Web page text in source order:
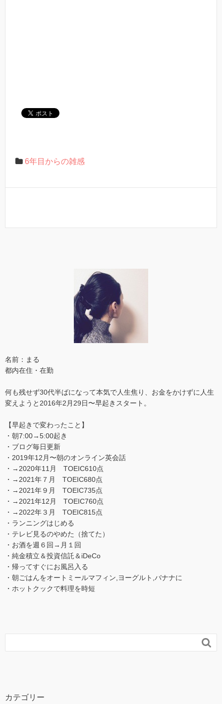
6年目からの雑感
名前：まる
都内在住・在勤
何も残せず30代半ばになって本気で人生焦り、お金をかけずに人生
変えようと2016年2月29日〜早起きスタート。
【早起きで変わったこと】
・朝7:00→5:00起き
・ブログ毎日更新
・2019年12月〜朝のオンライン英会話
・→2020年11月 TOEIC610点
・→2021年７月 TOEIC680点
・→2021年９月 TOEIC735点
・→2021年12月 TOEIC760点
・→2022年３月 TOEIC815点
・ランニングはじめる
・テレビ見るのやめた（捨てた）
・お酒を週６回→月１回
・純金積立＆投資信託＆iDeCo
・帰ってすぐにお風呂入る
・朝ごはんをオートミールマフィン,ヨーグルト,バナナに
・ホットクックで料理を時短

カテゴリー